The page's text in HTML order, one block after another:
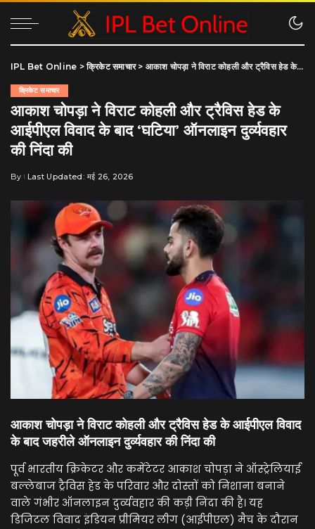
IPL Bet Online >क्रिकेट समाचार> आकाश चोपड़ा ने विराट कोहली और ट्रैविस हेड के आईपीएल विवाद के बाद ‘घटिया’ ऑनलाइन दुर्व्यवहार की निंदा की
क्रिकेट समाचार
आकाश चोपड़ा ने विराट कोहली और ट्रैविस हेड के
आईपीएल विवाद के बाद ‘घटिया’ ऑनलाइन दुर्व्यवहार
की निंदा की
Posted
By Last Updated: मई 26, 2026
आकाश चोपड़ा ने विराट कोहली और ट्रैविस हेड के आईपीएल विवाद
के बाद जहरीले ऑनलाइन दुर्व्यवहार की निंदा की
पूर्व भारतीय क्रिकेटर और कमेंटेटर आकाश चोपड़ा ने ऑस्ट्रेलियाई
बल्लेबाज ट्रैविस हेड के परिवार और दोस्तों को निशाना बनाने
वाले गंभीर ऑनलाइन दुर्व्यवहार की कड़ी निंदा की है। यह
डिजिटल विवाद इंडियन प्रीमियर लीग (आईपीएल) मैच के दौरान